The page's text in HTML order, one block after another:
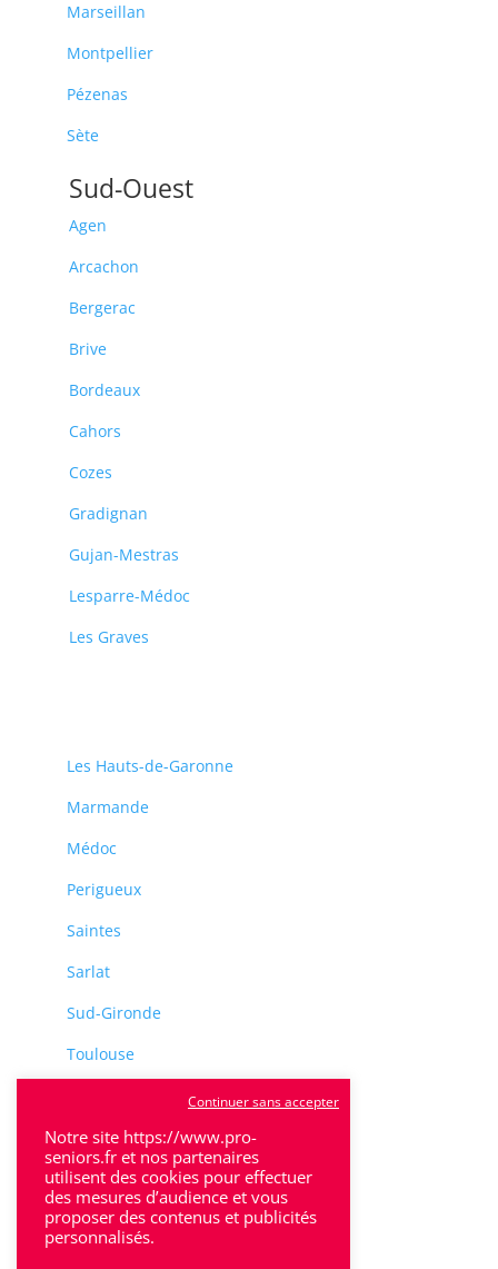
Marseillan
Montpellier
Pézenas
Sète
Sud-Ouest
Agen
Arcachon
Bergerac
Brive
Bordeaux
Cahors
Cozes
Gradignan
Gujan-Mestras
Lesparre-Médoc
Les Graves
Les Hauts-de-Garonne
Marmande
Médoc
Perigueux
Saintes
Sarlat
Sud-Gironde
Toulouse
Villeneuve-Sur-Lot
Notre site https://www.pro-
seniors.fr et nos partenaires
utilisent des cookies pour effectuer
des mesures d’audience et vous
proposer des contenus et publicités
personnalisés.
Continuer sans accepter